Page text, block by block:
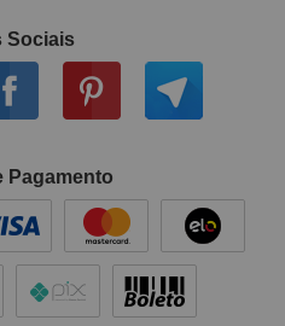
Sociais
Pagamento